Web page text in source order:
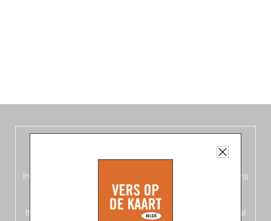
De nieuwe België-gids, vers uit de
oven!
In deze
(Frans
op de voorkant, Nederlands op de achterkant – of is het
omgekeerd?) vind je eenmagazinegedeelte
thema ‘Nord-Zuid’, waarin Fooding zich afvraagt: welke taal